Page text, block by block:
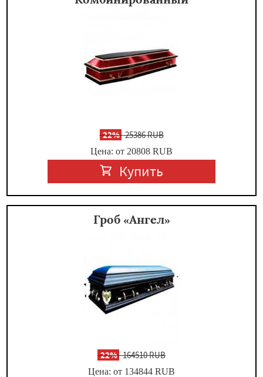
-22%25386 RUB
Цена: от 20808 RUB
Купить
Гроб «Ангел»
-22%164510 RUB
Цена: от 134844 RUB